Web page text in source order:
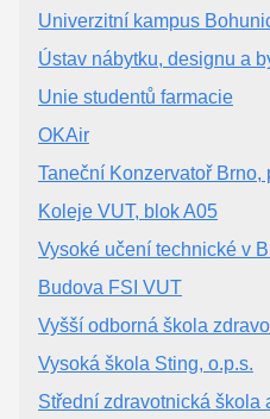
Univerzitní kampus
Ústav nábytku, designu a
Unie studentů farmacie
OKAir
Taneční Konzervatoř
Koleje VUT, blok A05
Vysoké učení technické v
Budova FSI VUT
Vyšší odborná škola
Vysoká škola Sting, o.p.s.
Střední zdravotnická škola